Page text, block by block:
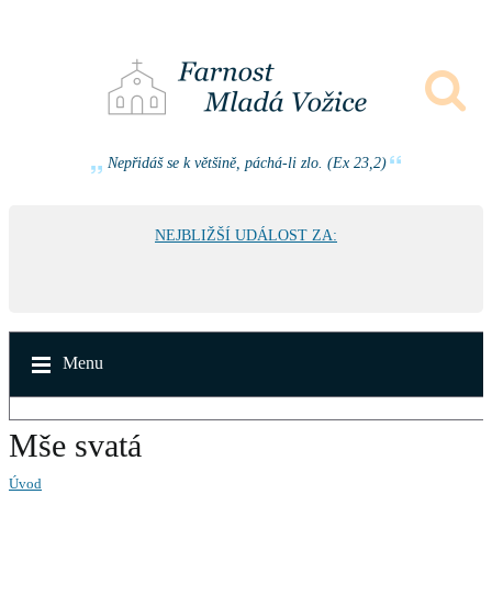
Nepřidáš se k většině, páchá-li zlo. (Ex 23,2)
NEJBLIŽŠÍ UDÁLOST ZA:
Menu
Mše svatá
Úvod